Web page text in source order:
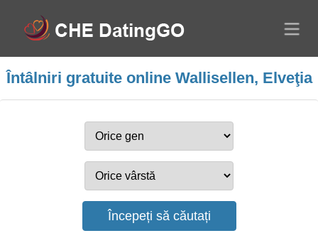
Întâlniri gratuite online Wallisellen, Elveţia